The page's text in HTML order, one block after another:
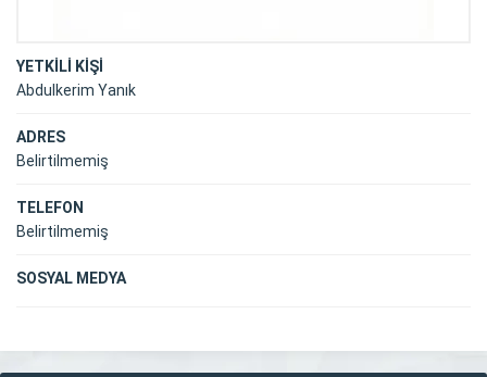
YETKİLİ KİŞİ
Abdulkerim Yanık
ADRES
Belirtilmemiş
TELEFON
Belirtilmemiş
SOSYAL MEDYA